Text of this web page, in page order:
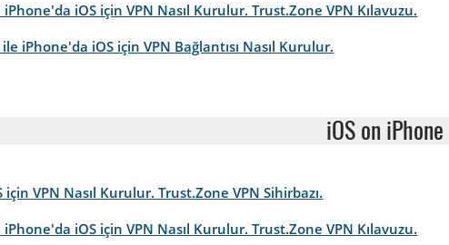
iPhone'da iOS için VPN Nasıl Kurulur. Trust.Zone VPN Kılavuzu.
iPhone'da iOS için VPN Bağlantısı Nasıl Kurulur.
iOS on iPhone
VPN Nasıl Kurulur. Trust.Zone VPN Sihirbazı.
iPhone'da iOS için VPN Nasıl Kurulur. Trust.Zone VPN Kılavuzu.